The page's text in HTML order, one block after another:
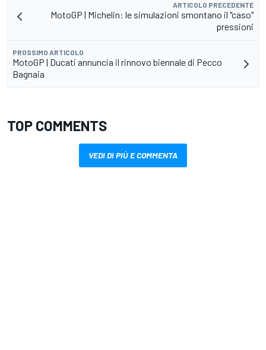
ARTICOLO PRECEDENTE
MotoGP | Michelin: le simulazioni smontano il "caso"
pressioni
PROSSIMO ARTICOLO
MotoGP | Ducati annuncia il rinnovo biennale di Pecco
Bagnaia
TOP COMMENTS
VEDI DI PIÙ E COMMENTA